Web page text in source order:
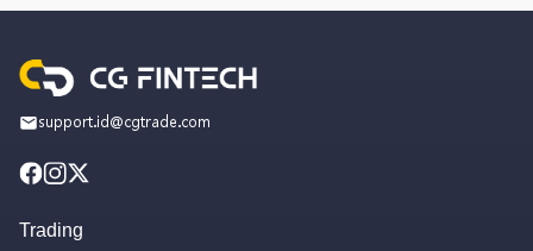
support.id@cgtrade.com
Trading